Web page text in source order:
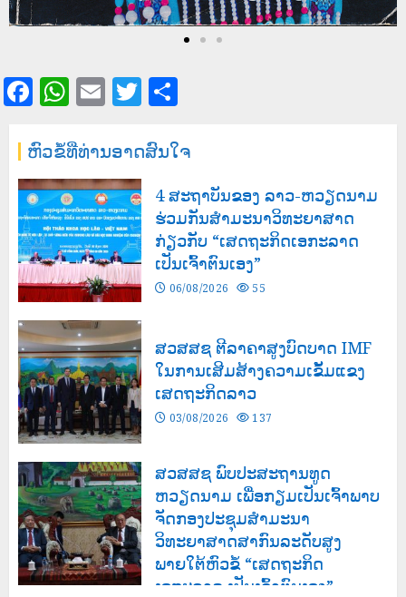
Facebook
WhatsApp
EmailTwitter
ຫົວຂໍ້ທີ່ທ່ານອາດສົນໃຈ
4 ສະຖາບັນຂອງ ລາວ-ຫວຽດນາມ
ຮ່ວມກັນສໍາມະນາວິທະຍາສາດ
ກ່ຽວກັບ “ເສດຖະກິດເອກະລາດ
ເປັນເຈົ້າຕົນເອງ”
06/08/2026 55
ສວສສຊ ຕີລາຄາສູງບົດບາດ IMF
ໃນການເສີມສ້າງຄວາມເຂັ້ມແຂງ
ເສດຖະກິດລາວ
03/08/2026 137
ສວສສຊ ພົບປະສະຖານທູດ
ຫວຽດນາມ ເພື່ອກຽມເປັນເຈົ້າພາບ
ຈັດກອງປະຊຸມສຳມະນາ
ວິທະຍາສາດສາກົນລະດັບສູງ
ພາຍໃຕ້ຫົວຂໍ້ “ເສດຖະກິດ
ເອກະລາດ ເປັນເຈົ້າຕົນເອງ”